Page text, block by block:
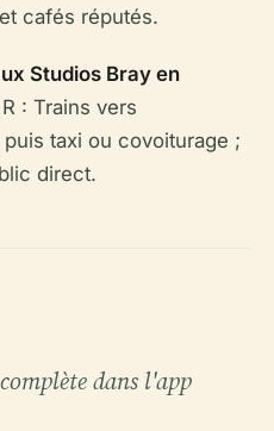
cafés réputés.
Studios Bray en
R : Trains vers
taxi ou covoiturage ;
direct.
dans l'app